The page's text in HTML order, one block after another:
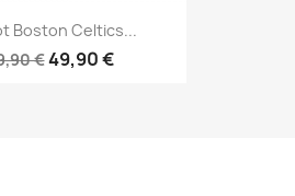
Boston Celtics...
€49,90 €